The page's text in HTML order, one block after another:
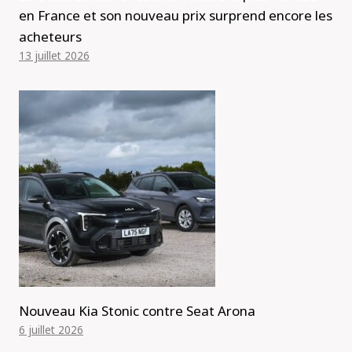
en France et son nouveau prix surprend encore les
acheteurs
13 juillet 2026
Nouveau Kia Stonic contre Seat Arona
6 juillet 2026